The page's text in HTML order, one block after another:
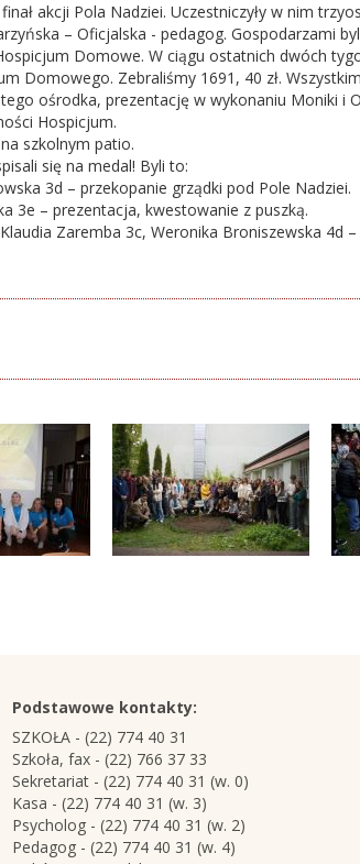
akcji Pola Nadziei. Uczestniczyły w nim
– Oficjalska - pedagog. Gospodarzami
Domowe. W ciągu ostatnich dwóch
Domowego. Zebraliśmy 1691, 40 zł.
ośrodka, prezentację w wykonaniu Moniki i
Hospicjum.
szkolnym patio.
się na medal! Byli to:
3d – przekopanie grządki pod Pole Nadziei.
3e – prezentacja, kwestowanie z puszką.
Zaremba 3c, Weronika Broniszewska 4d
Podstawowe kontakty:
SZKOŁA - (22) 774 40 31
Szkoła, fax - (22) 766 37 33
Sekretariat - (22) 774 40 31 (w. 0)
Kasa - (22) 774 40 31 (w. 3)
Psycholog - (22) 774 40 31 (w. 2)
Pedagog - (22) 774 40 31 (w. 4)